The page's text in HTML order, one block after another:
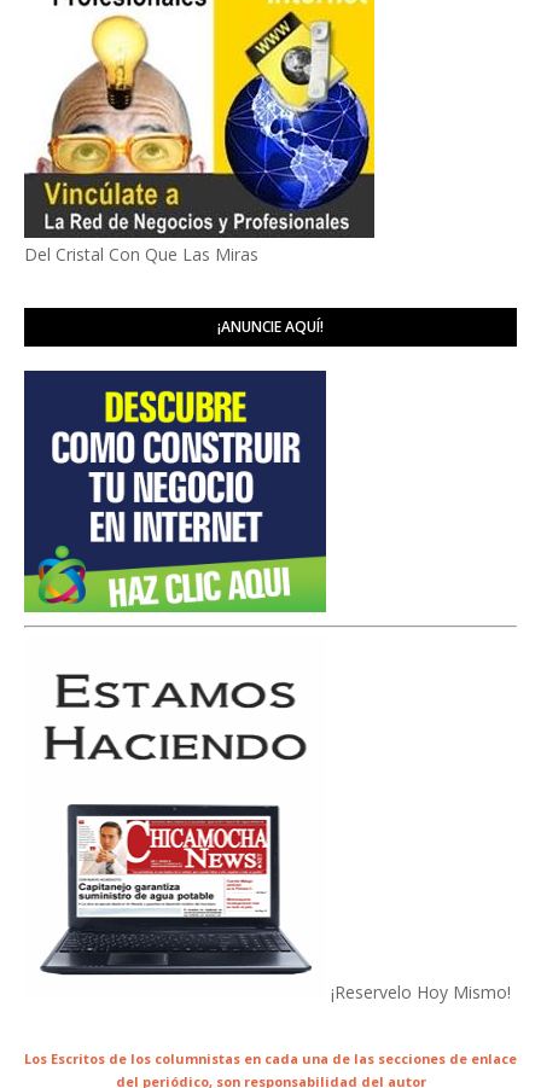
Del Cristal Con Que Las Miras
¡ANUNCIE AQUÍ!
¡Reservelo Hoy Mismo!
Los Escritos de los columnistas en cada una de las secciones de enlace
del periódico, son responsabilidad del autor